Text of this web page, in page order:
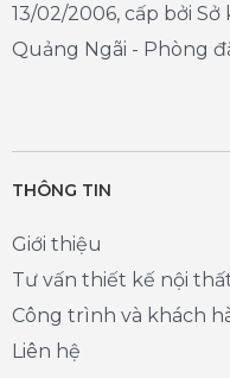
13/02/2006, cấp bởi
Quảng Ngãi - Phòng
THÔNG TIN
Giới thiệu
Tư vấn thiết kế nội
Công trình và khách
Liên hệ